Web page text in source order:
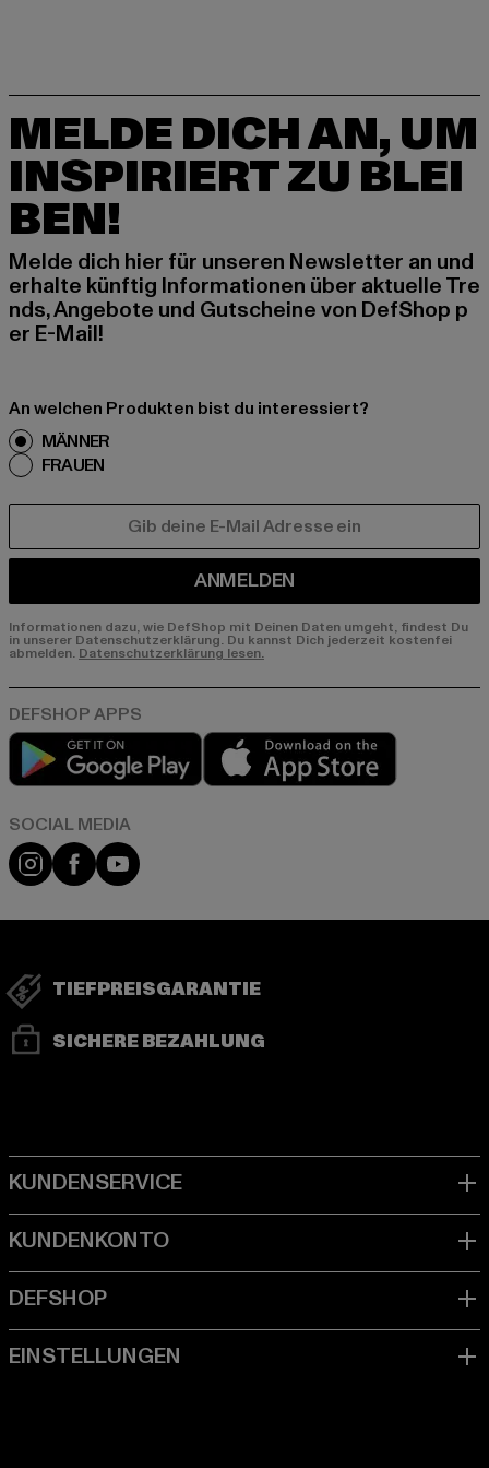
MELDE DICH AN, UM
INSPIRIERT ZU BLEI
BEN!
Melde dich hier für unseren Newsletter an und
erhalte künftig Informationen über aktuelle Tre
nds, Angebote und Gutscheine von DefShop p
er E-Mail!
An welchen Produkten bist du interessiert?
MÄNNER
FRAUEN
ANMELDEN
Informationen dazu, wie DefShop mit Deinen Daten umgeht, findest Du
in unserer Datenschutzerklärung. Du kannst Dich jederzeit kostenfei
abmelden. Datenschutzerklärung lesen.
Play market
Instagram
FacebookYouTube
TIEFPREISGARANTIE
SICHERE BEZAHLUNG